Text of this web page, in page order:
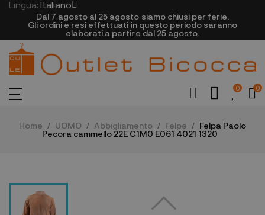
Lingua: Italiano
Dal 7 agosto al 25 agosto siamo chiusi per ferie.
Gli ordini e resi effettuati in questo periodo saranno
elaborati a partire dal 25 agosto.
0 0
Home UOMO Abbigliamento Felpe
Felpa Paolo
Pecora cammello 22E C1M0 E061 4021 1320